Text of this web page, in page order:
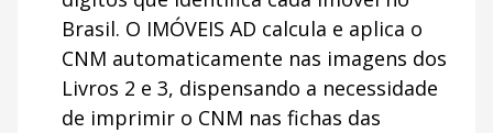
Brasil. O IMÓVEIS AD calcula e aplica o
CNM automaticamente nas imagens dos
Livros 2 e 3, dispensando a necessidade
de imprimir o CNM nas fichas das